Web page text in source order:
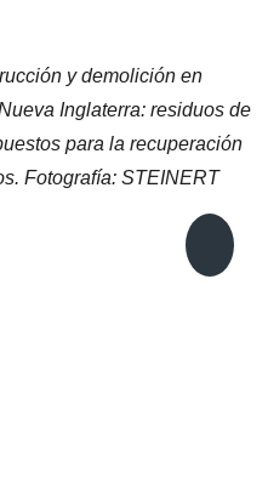
y demolición en
Inglaterra: residuos de
para la recuperación
Fotografía: STEINERT